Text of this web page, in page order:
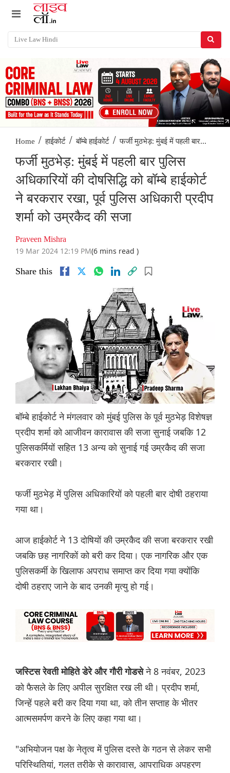
Home / हाईकोर्ट / बॉम्बे हाईकोर्ट / फर्जी मुठभेड़: मुंबई में पहली बार...
फर्जी मुठभेड़: मुंबई में पहली बार पुलिस
अधिकारियों की दोषसिद्धि को बॉम्बे हाईकोर्ट
ने बरकरार रखा, पूर्व पुलिस अधिकारी प्रदीप
शर्मा को उम्रकैद की सजा
Praveen Mishra
19 Mar 2024 12:19 PM(6 mins read )
Share this
बॉम्बे हाईकोर्ट ने मंगलवार को मुंबई पुलिस के पूर्व मुठभेड़ विशेषज्ञ
प्रदीप शर्मा को आजीवन कारावास की सजा सुनाई जबकि 12
पुलिसकर्मियों सहित 13 अन्य को सुनाई गई उम्रकैद की सजा
बरकरार रखी।
फर्जी मुठभेड़ में पुलिस अधिकारियों को पहली बार दोषी ठहराया
गया था।
आज हाईकोर्ट ने 13 दोषियों की उम्रकैद की सजा बरकरार रखी
जबकि छह नागरिकों को बरी कर दिया। एक नागरिक और एक
पुलिसकर्मी के खिलाफ अपराध समाप्त कर दिया गया क्योंकि
दोषी ठहराए जाने के बाद उनकी मृत्यु हो गई।
जस्टिस रेवती मोहिते डेरे और गौरी गोडसेने 8 नवंबर, 2023
को फैसले के लिए अपील सुरक्षित रख ली थी। प्रदीप शर्मा,
जिन्हें पहले बरी कर दिया गया था, को तीन सप्ताह के भीतर
आत्मसमर्पण करने के लिए कहा गया था।
"अभियोजन पक्ष के नेतृत्व में पुलिस दस्ते के गठन से लेकर सभी
परिस्थितियां, गलत तरीके से कारावास, आपराधिक अपहरण